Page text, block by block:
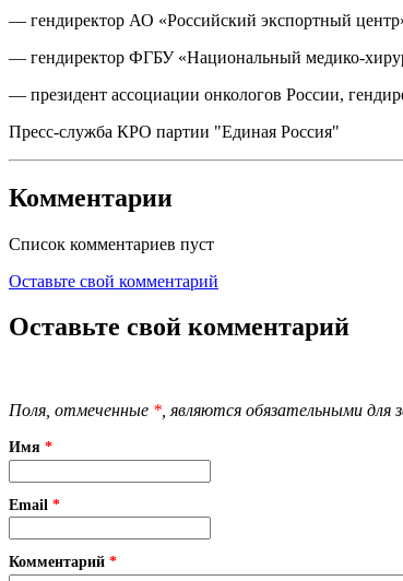
— гендиректор АО «Российский экспортный
— гендиректор ФГБУ «Национальный медико-
— президент ассоциации онкологов России,
Пресс-служба КРО партии "Единая Россия"
Комментарии
Список комментариев пуст
Оставьте свой комментарий
Оставьте свой комментарий
Поля, отмеченные * , являются обязательными для
Имя *
Email *
Комментарий *